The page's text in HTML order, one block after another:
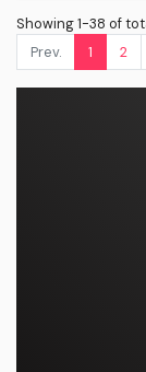
Showing 1-38 of
Prev.
1 2